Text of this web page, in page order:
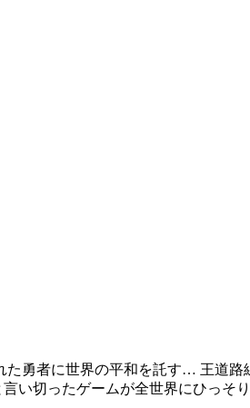
勇者に世界の平和を託す… 王道路
い切ったゲームが全世界にひっそ